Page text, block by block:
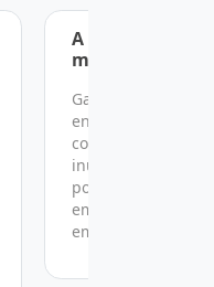
A entrega é
mãos?
Garantimos a
endereço, data e
combinado, mas
inúmeras razões
podemos garantir
em mãos
em nosso termo